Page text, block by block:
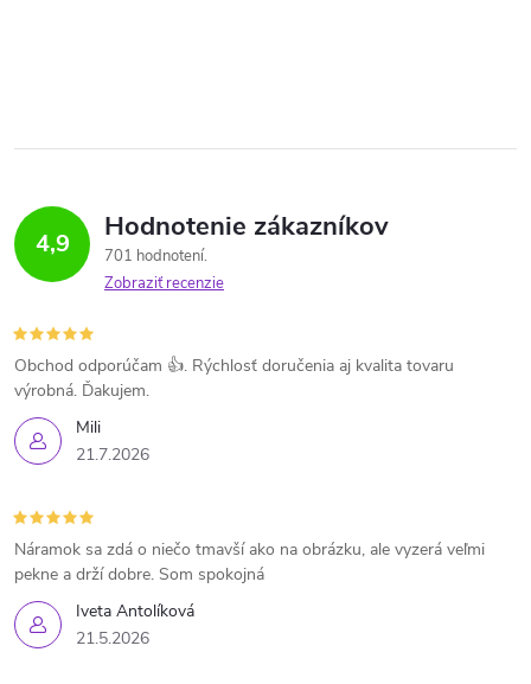
4,9 Hodnotenie zákazníkov
701 hodnotení
Zobraziť recenzie
Mili
21.7.2026
Obchod odporúčam 👍. Rýchlosť doručenia aj kvalita tovaru
výrobná. Ďakujem.
Iveta Antolíková
21.5.2026
Náramok sa zdá o niečo tmavší ako na obrázku, ale vyzerá veľmi
pekne a drží dobre. Som spokojná